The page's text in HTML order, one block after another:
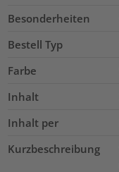
Besonderheiten
Bestell Typ
Farbe
Inhalt
Inhalt per
Kurzbeschreibung